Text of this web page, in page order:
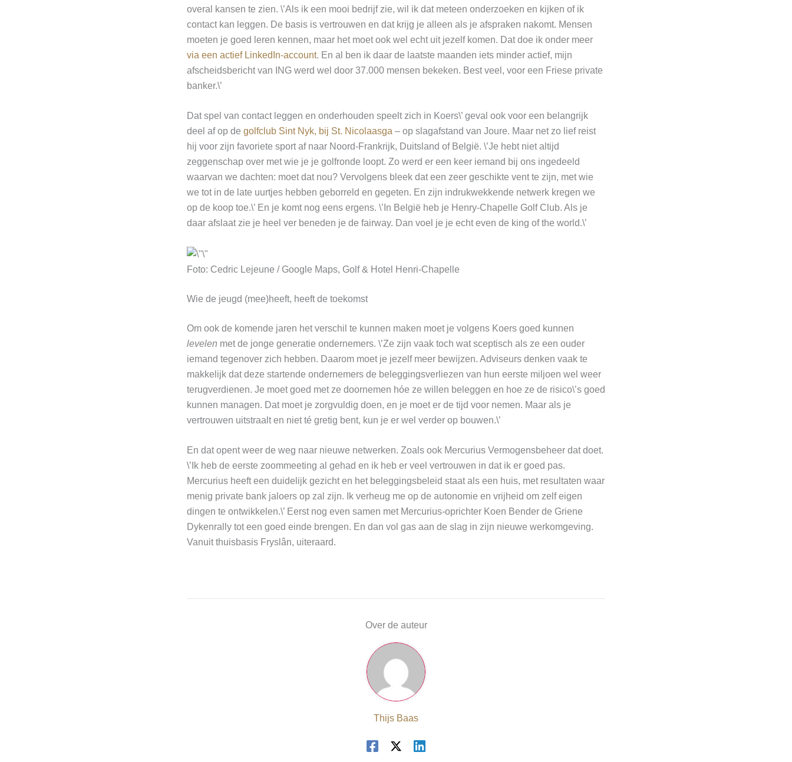
overal kansen te zien. \’Als ik een mooi bedrijf zie, wil ik dat meteen onderzoeken en kijken of ik
contact kan leggen. De basis is vertrouwen en dat krijg je alleen als je afspraken nakomt. Mensen
moeten je goed leren kennen, maar het moet ook wel echt uit jezelf komen. Dat doe ik onder meer
via een actief LinkedIn-account. En al ben ik daar de laatste maanden iets minder actief, mijn
afscheidsbericht van ING werd wel door 37.000 mensen bekeken. Best veel, voor een Friese private
banker.\’
Dat spel van contact leggen en onderhouden speelt zich in Koers\’ geval ook voor een belangrijk
deel af op de golfclub Sint Nyk, bij St. Nicolaasga – op slagafstand van Joure. Maar net zo lief reist
hij voor zijn favoriete sport af naar Noord-Frankrijk, Duitsland of België. \’Je hebt niet altijd
zeggenschap over met wie je je golfronde loopt. Zo werd er een keer iemand bij ons ingedeeld
waarvan we dachten: moet dat nou? Vervolgens bleek dat een zeer geschikte vent te zijn, met wie
we tot in de late uurtjes hebben geborreld en gegeten. En zijn indrukwekkende netwerk kregen we
op de koop toe.\’ En je komt nog eens ergens. \’In België heb je Henry-Chapelle Golf Club. Als je
daar afslaat zie je heel ver beneden je de fairway. Dan voel je je echt even de king of the world.\’
Foto: Cedric Lejeune / Google Maps, Golf & Hotel Henri-Chapelle
Wie de jeugd (mee)heeft, heeft de toekomst
Om ook de komende jaren het verschil te kunnen maken moet je volgens Koers goed kunnen
levelen met de jonge generatie ondernemers. \’Ze zijn vaak toch wat sceptisch als ze een ouder
iemand tegenover zich hebben. Daarom moet je jezelf meer bewijzen. Adviseurs denken vaak te
makkelijk dat deze startende ondernemers de beleggingsverliezen van hun eerste miljoen wel weer
terugverdienen. Je moet goed met ze doornemen hóe ze willen beleggen en hoe ze de risico\’s goed
kunnen managen. Dat moet je zorgvuldig doen, en je moet er de tijd voor nemen. Maar als je
vertrouwen uitstraalt en niet té gretig bent, kun je er wel verder op bouwen.\’
En dat opent weer de weg naar nieuwe netwerken. Zoals ook Mercurius Vermogensbeheer dat doet.
\’Ik heb de eerste zoommeeting al gehad en ik heb er veel vertrouwen in dat ik er goed pas.
Mercurius heeft een duidelijk gezicht en het beleggingsbeleid staat als een huis, met resultaten waar
menig private bank jaloers op zal zijn. Ik verheug me op de autonomie en vrijheid om zelf eigen
dingen te ontwikkelen.\’ Eerst nog even samen met Mercurius-oprichter Koen Bender de Griene
Dykenrally tot een goed einde brengen. En dan vol gas aan de slag in zijn nieuwe werkomgeving.
Vanuit thuisbasis Fryslân, uiteraard.
Over de auteur
Thijs Baas